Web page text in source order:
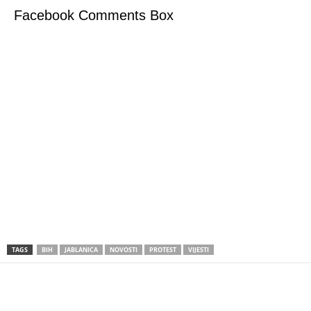
Facebook Comments Box
TAGS BIH JABLANICA NOVOSTI PROTEST VIJESTI